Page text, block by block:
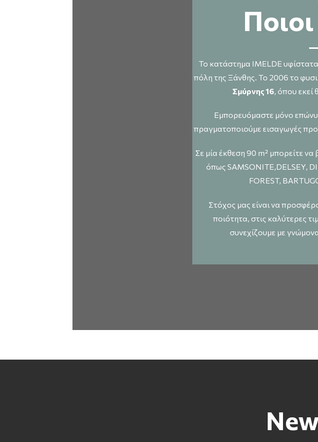
Το κατάστημα IMELDE
πόλη της Ξάνθης. Το 2006 το
Σμύρνης 16, όπου εκεί
Εμπορευόμαστε μόνο
πραγματοποιούμε εισαγωγές
Σε μία έκθεση 90 m² μπορείτε
όπως SAMSONITE,DELSEY,
FOREST,
Στόχος μας είναι να
ποιότητα, στις καλύτερες
συνεχίζουμε με